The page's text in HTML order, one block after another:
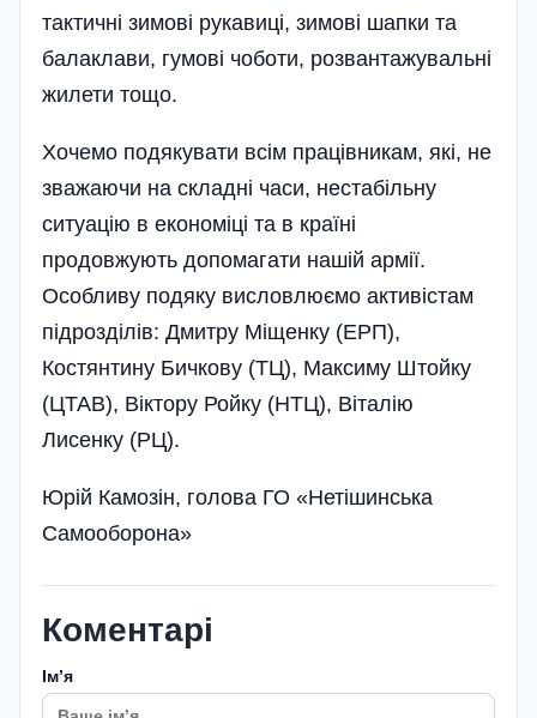
тактичні зимові рукавиці, зимові шапки та
балаклави, гумові чоботи, розвантажувальні
жилети тощо.
Хочемо подякувати всім працівникам, які, не
зважаючи на складні часи, нестабільну
ситуацію в економіці та в країні
продовжують допомагати нашій армії.
Особливу подяку висловлюємо активістам
підрозділів: Дмитру Міщенку (ЕРП),
Костянтину Бичкову (ТЦ), Максиму Штойку
(ЦТАВ), Віктору Ройку (НТЦ), Віталію
Лисенку (РЦ).
Юрій Камозін, голова ГО «Нетішинська
Самооборона»
Коментарі
Імʼя